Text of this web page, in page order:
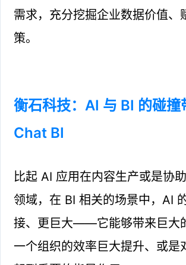
需求，充分挖掘企业数据价值、
策。
衡石科技：AI 与 BI 的碰撞
Chat BI
比起 AI 应用在内容生产或是协
领域，在 BI 相关的场景中，AI
接、更巨大——它能够带来巨大
一个组织的效率巨大提升、或是